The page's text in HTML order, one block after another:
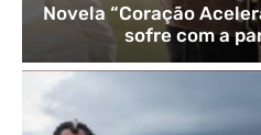
Novela “Coração
sofre com a